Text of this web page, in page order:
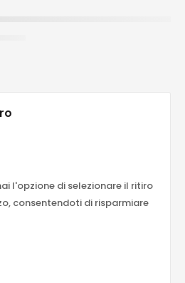
l'opzione di selezionare il ritiro
consentendoti di risparmiare